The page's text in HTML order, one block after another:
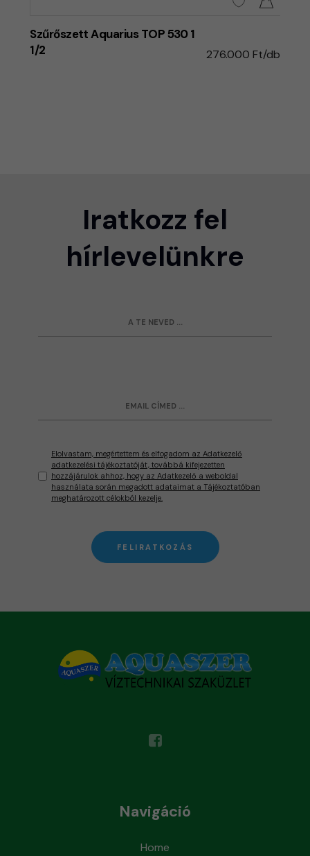
Szűrőszett Aquarius TOP 530 1
1/2
276.000 Ft/db
Iratkozz fel
hírlevelünkre
Elolvastam, megértettem és elfogadom az Adatkezelő
adatkezelési tájékoztatóját, továbbá kifejezetten
hozzájárulok ahhoz, hogy az Adatkezelő a weboldal
használata során megadott adataimat a Tájékoztatóban
meghatározott célokból kezelje.
FELIRATKOZÁS
Navigáció
Home